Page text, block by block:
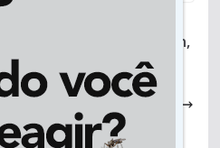
que leva em uma van,
A 11ª EDIÇÃO DOS
JOGOS PARADESPORTIVOS